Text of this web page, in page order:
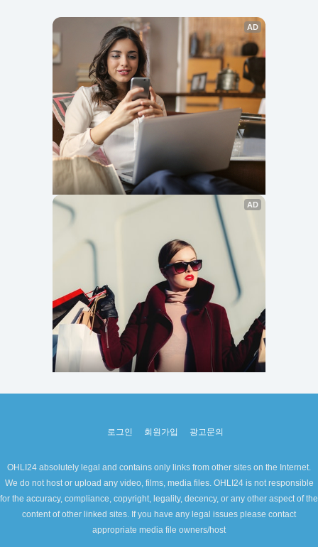
로그인 회원가입 광고문의
OHLI24 absolutely legal and contains only links from other sites on the Internet.
We do not host or upload any video, films, media files. OHLI24 is not responsible
for the accuracy, compliance, copyright, legality, decency, or any other aspect of the
content of other linked sites. If you have any legal issues please contact
appropriate media file owners/host